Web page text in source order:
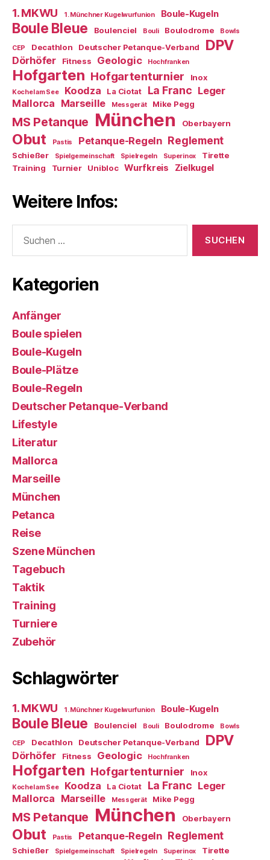
1. MKWU 1. Münchner Kugelwurfunion Boule-Kugeln
Boule Bleue Boulenciel Bouli Boulodrome Bowls
CEP Decathlon Deutscher Petanque-Verband DPV
Dörhöfer Fitness Geologic Hochfranken
Hofgarten Hofgartenturnier Inox
Kochel am See Koodza La Ciotat La Franc Leger
Mallorca Marseille Messgerät Mike Pegg
MS Petanque München Oberbayern
Obut Pastis Petanque-Regeln Reglement
Schießer Spielgemeinschaft Spielregeln Superinox
Tirette
Training
Turnier Unibloc Wurfkreis Zielkugel
Weitere Infos:
nach:
Kategorien
Anfänger
Boule spielen
Boule-Kugeln
Boule-Plätze
Boule-Regeln
Deutscher Petanque-Verband
Lifestyle
Literatur
Mallorca
Marseille
München
Petanca
Reise
Szene München
Tagebuch
Taktik
Training
Turniere
Zubehör
Schlagwörter
1. MKWU 1. Münchner Kugelwurfunion Boule-Kugeln
Boule Bleue Boulenciel Bouli Boulodrome Bowls
CEP Decathlon Deutscher Petanque-Verband DPV
Dörhöfer Fitness Geologic Hochfranken
Hofgarten Hofgartenturnier Inox
Kochel am See Koodza La Ciotat La Franc Leger
Mallorca Marseille Messgerät Mike Pegg
MS Petanque München Oberbayern
Obut Pastis Petanque-Regeln Reglement
Schießer Spielgemeinschaft Spielregeln Superinox
Tirette